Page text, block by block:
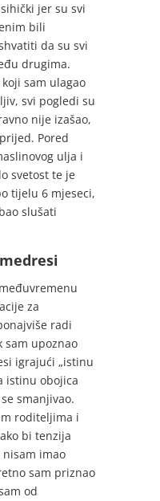
jer su svi
bili
da su svi
drugima.
sam ulagao
svi pogledi su
nije izašao,
Pored
ulja i
svetost te je
tijelu 6 mjeseci,
slušati
za
radi
sam upoznao
igrajući „istinu
istinu obojica
smanjivao.
roditeljima i
bi tenzija
imao
sam priznao
od